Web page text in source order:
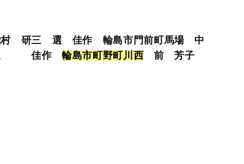
村 研三 選 佳作 輪島市門前町馬場 中
選 佳作輪島市町野町川 西 前 芳子